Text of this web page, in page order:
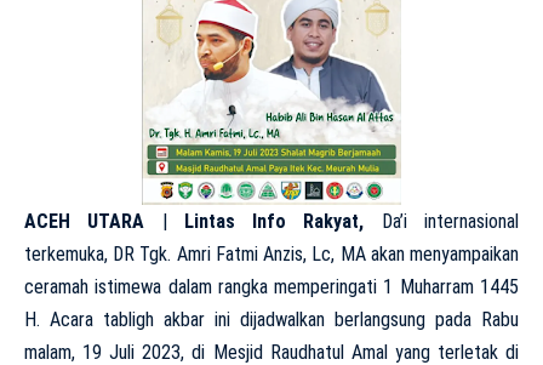
ACEH UTARA | Lintas Info Rakyat, Da’i internasional
terkemuka, DR Tgk. Amri Fatmi Anzis, Lc, MA akan menyampaikan
ceramah istimewa dalam rangka memperingati 1 Muharram 1445
H. Acara tabligh akbar ini dijadwalkan berlangsung pada Rabu
malam, 19 Juli 2023, di Mesjid Raudhatul Amal yang terletak di